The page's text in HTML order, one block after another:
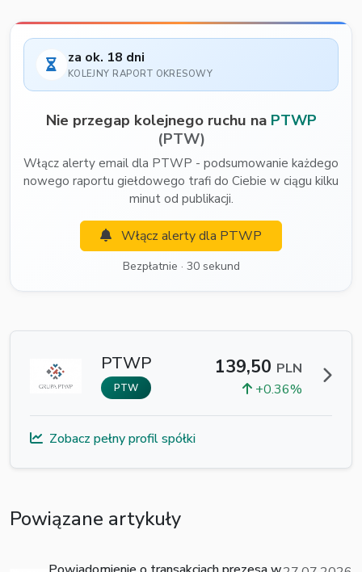
za ok. 18 dni
KOLEJNY RAPORT OKRESOWY
Nie przegap kolejnego ruchu na PTWP
(PTW)
Włącz alerty email dla PTWP - podsumowanie każdego
nowego raportu giełdowego trafi do Ciebie w ciągu kilku
minut od publikacji.
Włącz alerty dla PTWP
Bezpłatnie · 30 sekund
PTWP
PTW
139,50 PLN
+0.36%
Zobacz pełny profil spółki
Powiązane artykuły